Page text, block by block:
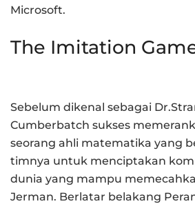
Microsoft.
The Imitation
Sebelum dikenal sebagai
Cumberbatch sukses
seorang ahli matematika yang
timnya untuk menciptakan
dunia yang mampu
Jerman. Berlatar belakang